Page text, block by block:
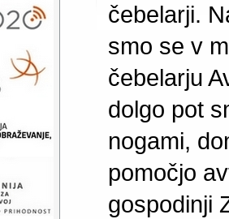
čebelarji.
smo se v
čebelarju
dolgo pot
nogami,
pomočjo
gospodinji